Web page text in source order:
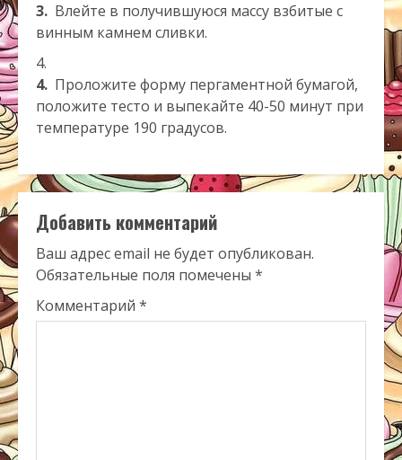
3. Влейте в получившуюся массу взбитые с
винным камнем сливки.
4. Проложите форму пергаментной бумагой,
положите тесто и выпекайте 40-50 минут при
температуре 190 градусов.
Добавить комментарий
Ваш адрес email не будет опубликован.
Обязательные поля помечены *
Комментарий *